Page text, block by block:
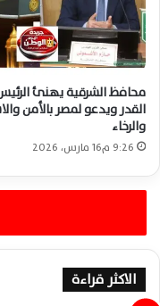
محافظ الشرقية يهنئ
القدر ويدعو لمصر بالأمن
والرخاء
9:26 م16 مارس، 2026
الاكثر قراءة